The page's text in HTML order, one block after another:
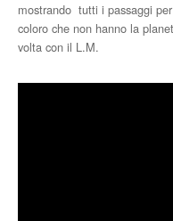
mostrando tutti i passaggi
coloro che non hanno la
volta con il L.M.